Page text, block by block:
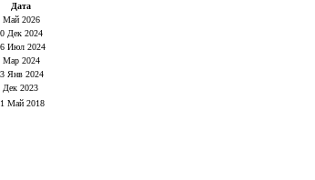
Дата
Май 2026
Дек 2024
Июл 2024
Мар 2024
Янв 2024
Дек 2023
Май 2018